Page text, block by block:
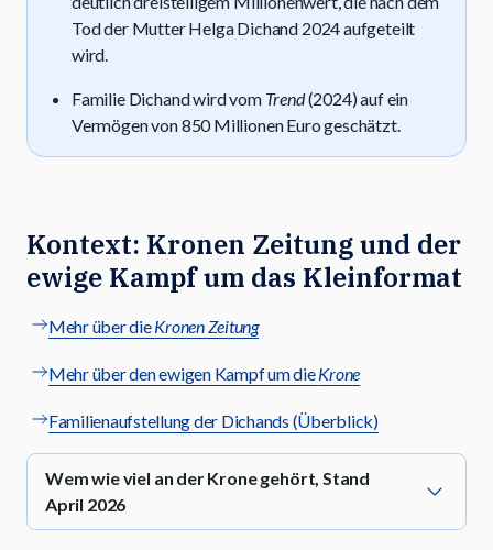
Tod der Mutter Helga Dichand 2024 aufgeteilt
wird.
Familie Dichand wird vom Trend(2024) auf ein
Vermögen von 850 Millionen Euro geschätzt.
Kontext: Kronen Zeitung und der
ewige Kampf um das Kleinformat
Mehr über dieKronen Zeitung
Mehr über den ewigen Kampf um dieKrone
Familienaufstellung der Dichands (Überblick)
Wem wie viel an der Krone gehört, Stand
April 2026